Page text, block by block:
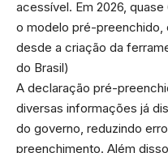
acessível. Em 2026,
o modelo pré-preenchido,
desde a criação da
do Brasil)
A declaração pré-
diversas informações já
do governo, reduzindo
preenchimento. Além